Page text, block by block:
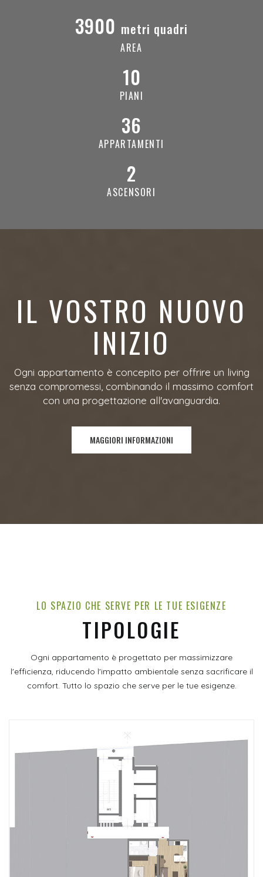
3900 metri quadri
AREA
10
PIANI
36
APPARTAMENTI
2
ASCENSORI
IL VOSTRO NUOVO
INIZIO
Ogni appartamento è concepito per offrire un living
senza compromessi, combinando il massimo comfort
con una progettazione all'avanguardia.
MAGGIORI INFORMAZIONI
LO SPAZIO CHE SERVE PER LE TUE ESIGENZE
TIPOLOGIE
Ogni appartamento è progettato per massimizzare
l'efficienza, riducendo l'impatto ambientale senza sacrificare il
comfort. Tutto lo spazio che serve per le tue esigenze.